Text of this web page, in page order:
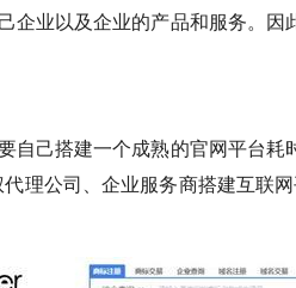
企业以及企业的产品和服务。
自己搭建一个成熟的官网平台
理公司、企业服务商搭建互联